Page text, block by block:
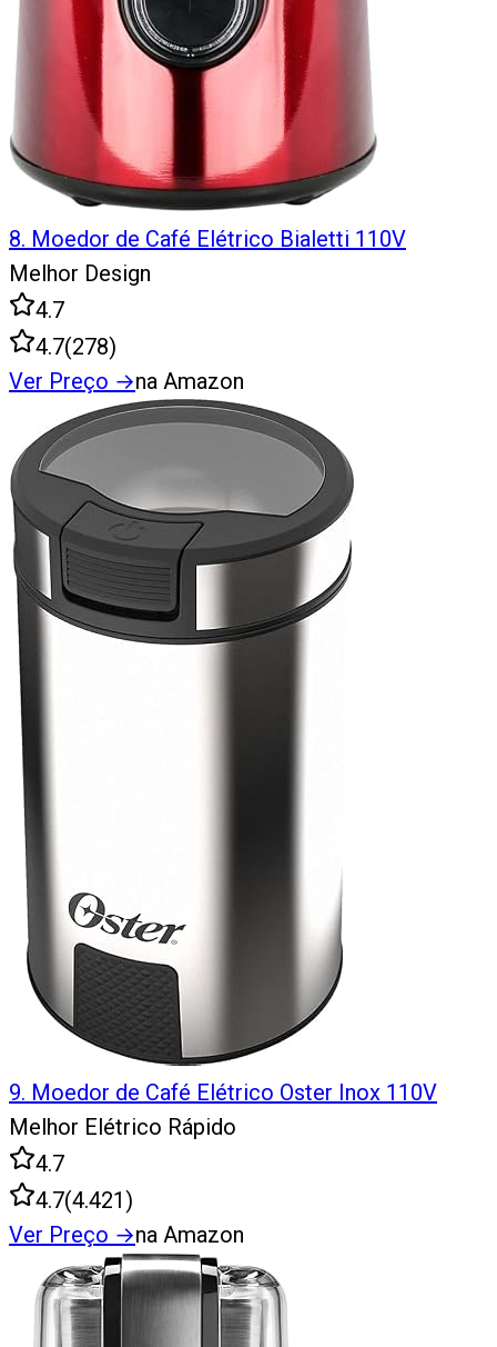
8. Moedor de Café Elétrico Bialetti 110V
Melhor Design
4.7
4.7(278)
Ver Preço →na Amazon
9. Moedor de Café Elétrico Oster Inox 110V
Melhor Elétrico Rápido
4.7
4.7(4.421)
Ver Preço →na Amazon